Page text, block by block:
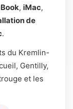
, iMac,
de
.
du Kremlin-
Gentilly,
et les